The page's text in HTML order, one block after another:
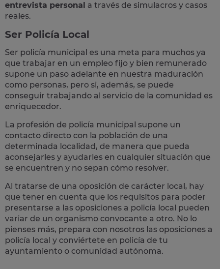
entrevista personal a través de simulacros y casos
reales.
Ser Policía Local
Ser policía municipal es una meta para muchos ya
que trabajar en un empleo fijo y bien remunerado
supone un paso adelante en nuestra maduración
como personas, pero si, además, se puede
conseguir trabajando al servicio de la comunidad es
enriquecedor.
La profesión de policía municipal supone un
contacto directo con la población de una
determinada localidad, de manera que pueda
aconsejarles y ayudarles en cualquier situación que
se encuentren y no sepan cómo resolver.
Al tratarse de una oposición de carácter local, hay
que tener en cuenta que los requisitos para poder
presentarse a las oposiciones a policía local pueden
variar de un organismo convocante a otro. No lo
pienses más, prepara con nosotros las oposiciones a
policía local y conviértete en policía de tu
ayuntamiento o comunidad autónoma.